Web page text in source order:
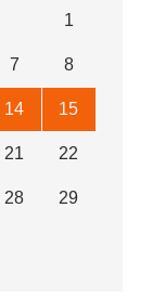
1
7 8
14 15
21 22
28 29